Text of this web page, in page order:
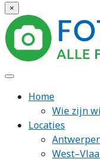
×
Home
Wie zijn
Locaties